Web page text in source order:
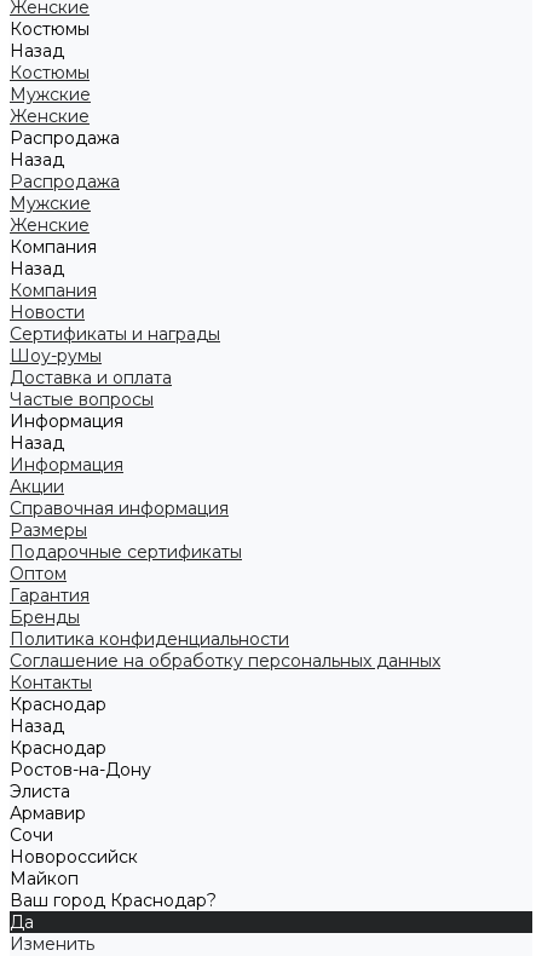
Женские
Костюмы
Назад
Костюмы
Мужские
Женские
Распродажа
Назад
Распродажа
Мужские
Женские
Компания
Назад
Компания
Новости
Сертификаты и награды
Шоу-румы
Доставка и оплата
Частые вопросы
Информация
Назад
Информация
Акции
Справочная информация
Размеры
Подарочные сертификаты
Оптом
Гарантия
Бренды
Политика конфиденциальности
Соглашение на обработку персональных данных
Контакты
Краснодар
Назад
Краснодар
Ростов-на-Дону
Элиста
Армавир
Сочи
Новороссийск
Майкоп
Ваш город Краснодар?
Да
Изменить